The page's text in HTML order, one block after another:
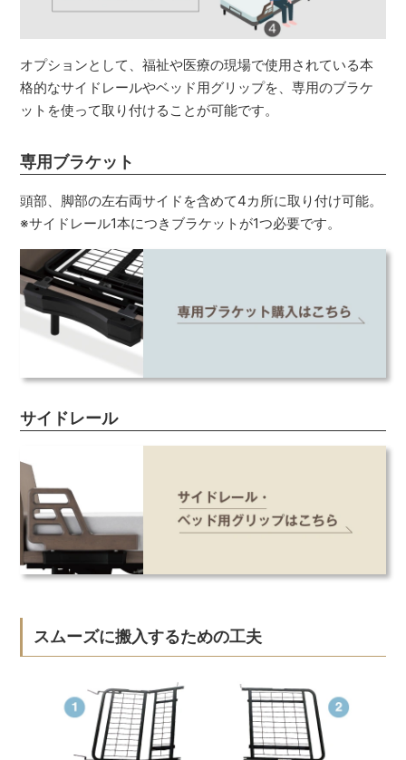
オプションとして、福祉や医療の現場で使用されている本
格的なサイドレールやベッド用グリップを、専用のブラケ
ットを使って取り付けることが可能です。
専用ブラケット
頭部、脚部の左右両サイドを含めて4カ所に取り付け可能。
※サイドレール1本につきブラケットが1つ必要です。
サイドレール
スムーズに搬入するための工夫